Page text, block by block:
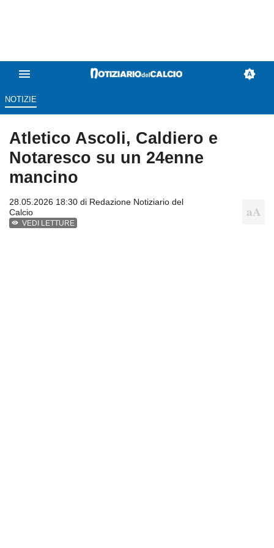
NOTIZIE
Atletico Ascoli, Caldiero e
Notaresco su un 24enne
mancino
28.05.2026 18:30 di Redazione Notiziario del
Calcio
VEDI LETTURE